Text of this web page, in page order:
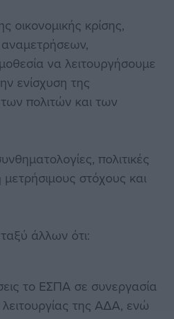
οικονομικής κρίσης,
να λειτουργήσουμε
ενίσχυση της
πολιτών και των
πολιτικές
στόχους και
άλλων ότι:
το ΕΣΠΑ σε συνεργασία
της ΑΔΑ, ενώ